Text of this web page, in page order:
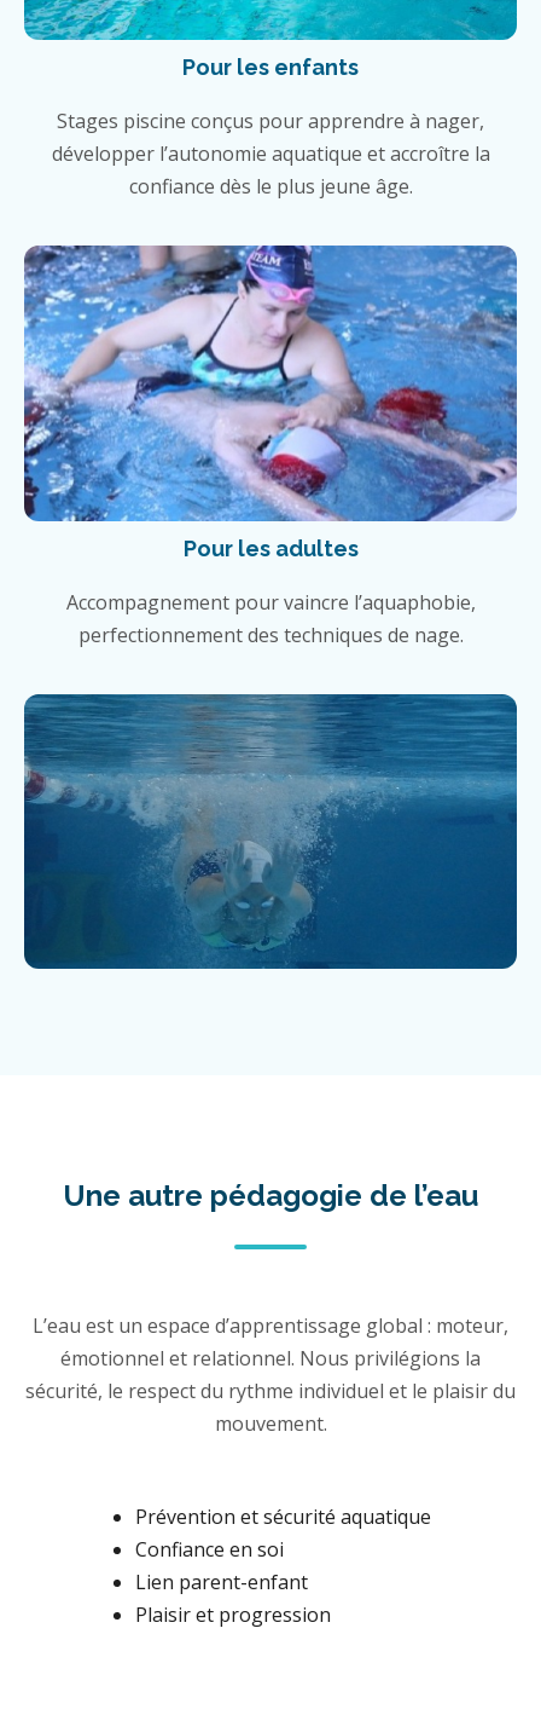
Pour les enfants
Stages piscine conçus pour apprendre à nager,
développer l’autonomie aquatique et accroître la
confiance dès le plus jeune âge.
Pour les adultes
Accompagnement pour vaincre l’aquaphobie,
perfectionnement des techniques de nage.
Une autre pédagogie de l’eau
L’eau est un espace d’apprentissage global : moteur,
émotionnel et relationnel. Nous privilégions la
sécurité, le respect du rythme individuel et le plaisir du
mouvement.
Prévention et sécurité aquatique
Confiance en soi
Lien parent-enfant
Plaisir et progression